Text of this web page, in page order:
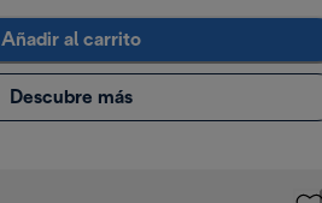
Añadir al carrito
Descubre más